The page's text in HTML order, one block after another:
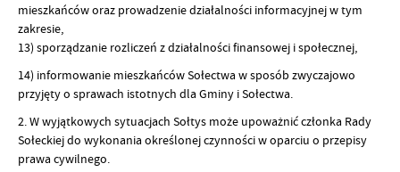
mieszkańców oraz prowadzenie działalności informacyjnej w tym
zakresie,
13) sporządzanie rozliczeń z działalności finansowej i społecznej,
14) informowanie mieszkańców Sołectwa w sposób zwyczajowo
przyjęty o sprawach istotnych dla Gminy i Sołectwa.
2. W wyjątkowych sytuacjach Sołtys może upoważnić członka Rady
Sołeckiej do wykonania określonej czynności w oparciu o przepisy
prawa cywilnego.